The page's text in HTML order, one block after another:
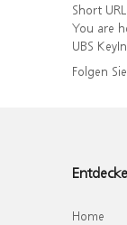
Short URL:
You are
UBS
Folgen
Home